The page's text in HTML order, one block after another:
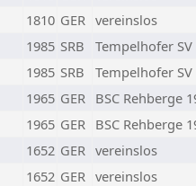
1810 GER vereinslos
1985 SRB
Tempelhofer
1985 SRB
Tempelhofer
1965 GER BSC Rehberge
1965 GER BSC Rehberge
1652 GER vereinslos
1652 GER vereinslos